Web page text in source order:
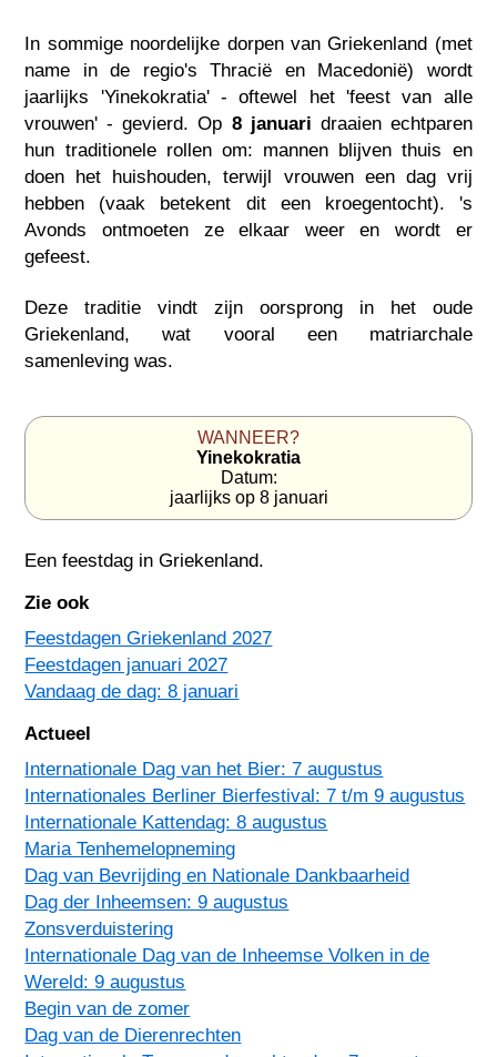
In sommige noordelijke dorpen van Griekenland (met
name in de regio's Thracië en Macedonië) wordt
jaarlijks 'Yinekokratia' - oftewel het 'feest van alle
vrouwen' - gevierd. Op 8 januari draaien echtparen
hun traditionele rollen om: mannen blijven thuis en
doen het huishouden, terwijl vrouwen een dag vrij
hebben (vaak betekent dit een kroegentocht). 's
Avonds ontmoeten ze elkaar weer en wordt er
gefeest.
Deze traditie vindt zijn oorsprong in het oude
Griekenland, wat vooral een matriarchale
samenleving was.
WANNEER?
Yinekokratia
Datum:
jaarlijks op 8 januari
Een feestdag inGriekenland.
Zie ook
Feestdagen Griekenland 2027
Feestdagen januari 2027
Vandaag de dag: 8 januari
Actueel
Internationale Dag van het Bier: 7 augustus
Internationales Berliner Bierfestival: 7 t/m 9 augustus
Internationale Kattendag: 8 augustus
Maria Tenhemelopneming
Dag van Bevrijding en Nationale Dankbaarheid
Dag der Inheemsen: 9 augustus
Zonsverduistering
Internationale Dag van de Inheemse Volken in de
Wereld: 9 augustus
Begin van de zomer
Dag van de Dierenrechten